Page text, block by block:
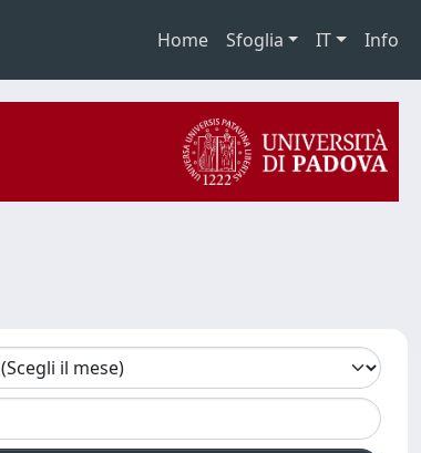
Home Sfoglia IT Info